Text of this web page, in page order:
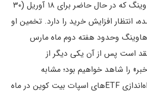
دو ماه قبل از تاریخ هاوینگ که در حال حاضر برای ۱۸ آوریل (۳۰
انتظار افزایش خرید را دارد. تخمین او
از هاوینگ وحدود هفته دوم ماه مارس
است پس از آن یکی دیگر از
را شاهد خواهیم بود؛ مشابه
رویدادهای مربوط به راه‌اندازی ETFهای اسپات بیت کوین در ماه